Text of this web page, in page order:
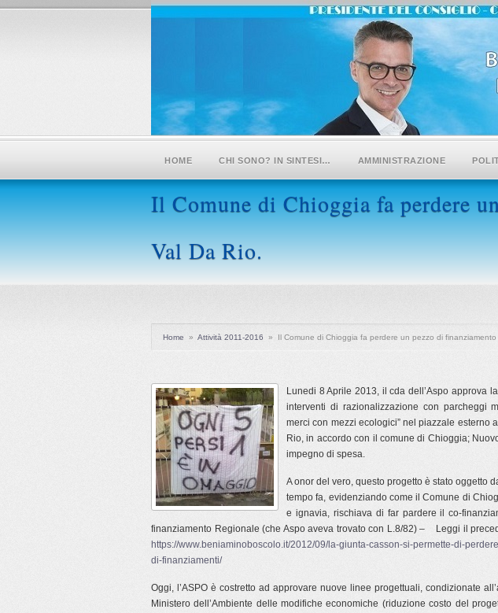
HOME CHI SONO? IN SINTESI… AMMINISTRAZIONE
Il Comune di Chioggia fa perdere
Val Da Rio.
Home » Attività 2011-2016 » Il Comune di Chioggia fa perdere un pezzo di
Lunedi 8 Aprile 2013, il cda dell’Aspo approva
interventi di razionalizzazione con parcheggi
merci con mezzi ecologici” nel piazzale esterno
Rio, in accordo con il comune di Chioggia;
impegno di spesa.
A onor del vero, questo progetto è stato oggetto
tempo fa, evidenziando come il Comune di
e ignavia, rischiava di far pardere il co-
finanziamento Regionale (che Aspo aveva trovato con L.8/82) – Leggi il
https://www.beniaminoboscolo.it/2012/09/la-giunta-casson-si-permette-di-
di-finanziamenti/
Oggi, l’ASPO è costretto ad approvare nuove linee progettuali, condizionate
Ministero dell’Ambiente delle modifiche economiche (riduzione costo del